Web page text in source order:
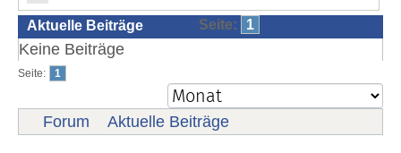
Seite: 1
Aktuelle Beiträge
Keine Beiträge
Seite: 1
Forum Aktuelle Beiträge